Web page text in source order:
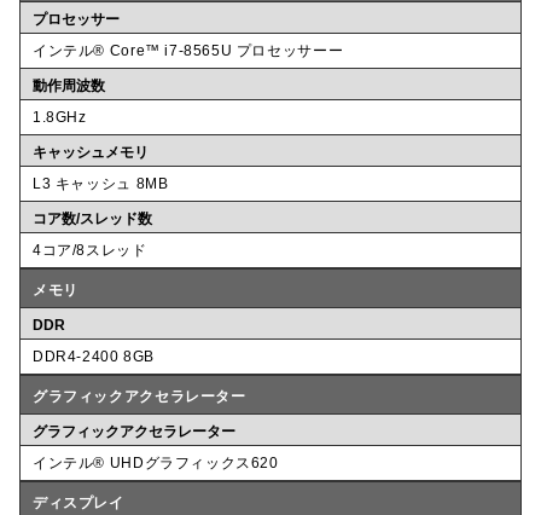
プロセッサー
インテル® Core™ i7-8565U プロセッサーー
動作周波数
1.8GHz
キャッシュメモリ
L3 キャッシュ 8MB
コア数/スレッド数
4コア/8スレッド
メモリ
DDR
DDR4-2400 8GB
グラフィックアクセラレーター
グラフィックアクセラレーター
インテル® UHDグラフィックス620
ディスプレイ